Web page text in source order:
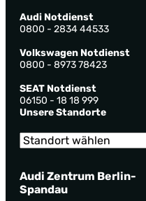
Audi Notdienst
0800 - 2834 44533
Volkswagen Notdienst
0800 - 8973 78423
SEAT Notdienst
06150 - 18 18 999
Unsere Standorte
Audi Zentrum Berlin-
Spandau